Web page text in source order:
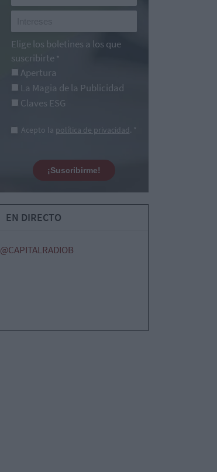
Elige los boletines a los que
suscribirte *
Apertura
La Magia de la Publicidad
Claves ESG
Acepto la política de privacidad. *
¡Suscribirme!
EN DIRECTO
@CAPITALRADIOB